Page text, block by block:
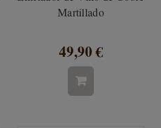
Martillado
49,90 €